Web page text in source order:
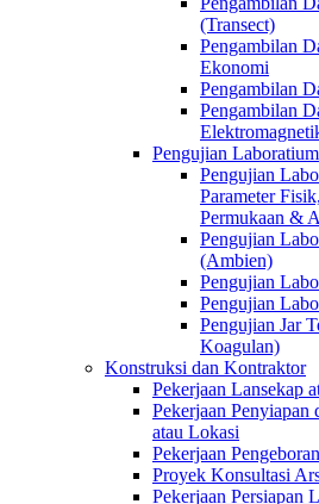
(Transect)
Pengambilan
Ekonomi
Pengambilan
Pengambilan
Pengujian Laboratium
Pengujian
Parameter
Permukaan &
Pengujian
(Ambien)
Pengujian
Pengujian
Pengujian Jar
Koagulan)
Konstruksi dan Kontraktor
Pekerjaan Lansekap
Pekerjaan Penyiapan
atau Lokasi
Pekerjaan
Proyek Konsultasi
Pekerjaan Persiapan